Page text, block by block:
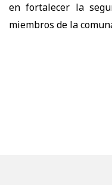
en fortalecer la
miembros de la